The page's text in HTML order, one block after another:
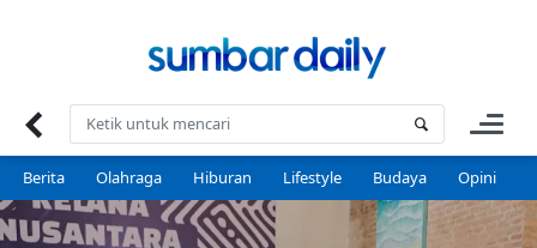
Berita Olahraga Hiburan Lifestyle Budaya Opini